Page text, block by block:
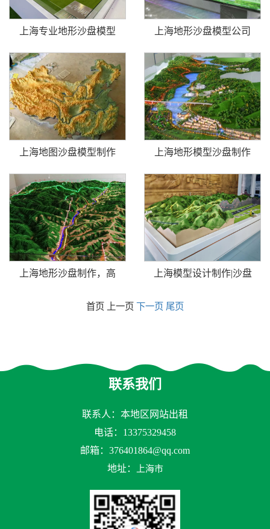
上海专业地形沙盘模型 上海地形沙盘模型公司
上海地图沙盘模型制作 上海地形模型沙盘制作
上海地形沙盘制作，高 上海模型设计制作|沙盘
首页 上一页 下一页 尾页
联系我们
联系人：本地区网站出租
电话：13375329458
邮箱： 376401864@qq.com
地址：
上海市